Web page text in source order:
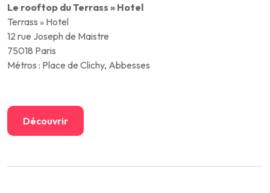
Le rooftop du Terrass » Hotel
Terrass » Hotel
12 rue Joseph de Maistre
75018 Paris
Métros : Place de Clichy, Abbesses
Découvrir